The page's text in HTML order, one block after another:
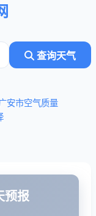
查询天气
安市空气质量
预报